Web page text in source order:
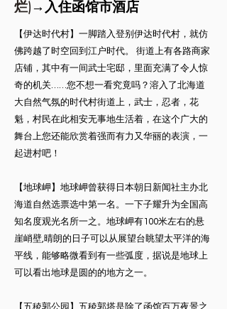
烂) →入住函馆市酒店
【伊达时代村】一脚踏入登别伊达时代村，就仿
佛跨越了时空回到江户时代。 街道上有各路商家
店铺，其中有一间武士宅邸，里面充满了令人惊
奇的机关……您不想一看究竟吗？溶入了北海道
大自然气氛的时代村街道上，武士，忍者，花
魁，村民在此相安无事地生活着，在这个广大的
舞台上您还能欣赏着强而有力又华丽的表演，一
起进村吧！
【地球岬】地球岬曾获得日本朝日新闻社主办北
海道自然选票选中第一名。一下子耀升为全国高
知名度观光名所一之。地球岬有100米左右的悬
崖峭壁,晴朗的日子可以从展望台眺望太平洋的海
平线，能够略微看到有一些弧度，据说是地球上
可以看出地球是圆的的地方之一。
【五稜郭公园】五稜郭塔是除了函馆百万夜景之